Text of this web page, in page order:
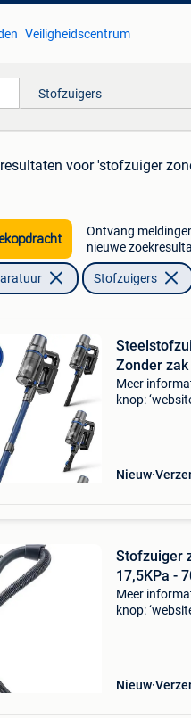
Veiligheidscentrum
Stofzuigers
voor 'stofzuiger
Ontvang
nieuwe
Stofzuigers
Zonder zak
Meer
knop:
Nieuw
Stofzuiger
17,5KPa -
Meer
knop:
Nieuw